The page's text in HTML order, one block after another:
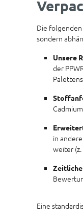
Die
sondern
Unsere
der
in
weiter
Eine